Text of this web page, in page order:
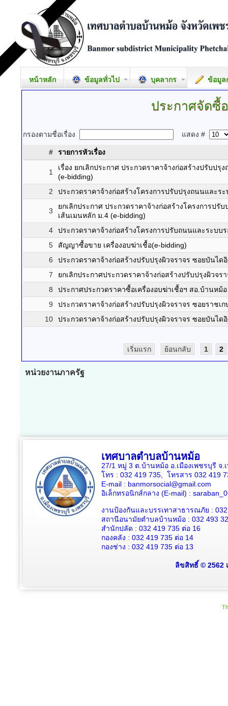
หน้าหลัก ข้อมูลทั่วไป บุคลากร ข้อมูล
ประกาศจัดซื้
กรองตามชื่อเรื่อง แสดง #
# รายการหัวเรื่อง
1
เรื่อง ยกเลิกประกาศ ประกวดราคาจ้างก่อสร้างปรับป
(e-bidding)
2
ประกวดราคาจ้างก่อสร้างโครงการปรับปรุงถนนและร
3
ยกเลิกประกาศ ประกวดราคาจ้างก่อสร้างโครงการป
เส้นเมนหลัก ม.4 (e-bidding)
4
ประกวดราคาจ้างก่อสร้างโครงการปรับถนนและระบบ
5
สัญญาซื้อขาย เครื่องอบฆ่าเชื้อ(e-bidding)
6
ประกวดราคาจ้างก่อสร้างปรับปรุงผิวจราจร ซอยบันได
7
ยกเลิกประกาศประกวดราคาจ้างก่อสร้างปรับปรุงผิวจร
8
ประกาศประกวดราคาซื้อเครื่องอบฆ่าเชื้อฯ สอ.บ้านหม้อ
9
ประกวดราคาจ้างก่อสร้างปรับปรุงผิวจราจร ซอยราชเ
10
ประกวดราคาจ้างก่อสร้างปรับปรุงผิวจราจร ซอยบันได
เริ่มแรก ย้อนกลับ 1 2
หน่วยงานภาครัฐ
เทศบาลตำบลบ้านหม้อ
27/1 หมู่ 3 ต.บ้านหม้อ อ.เมืองเพชรบุรี จ.
โทร : 032 419 735, โทรสาร 032 419
E-mail : banmorsocial@gmail.com
อิเล็กทรอนิกส์กลาง (E-mail) :
งานป้องกันและบรรเทาสาธารณภัย :
สถานีอนามัยตำบลบ้านหม้อ : 032 493
สำนักปลัด : 032 419 735 ต่อ 16
กองคลัง : 032 419 735 ต่อ 14
กองช่าง : 032 419 735 ต่อ 13
ลิขสิทธิ์ © 2562